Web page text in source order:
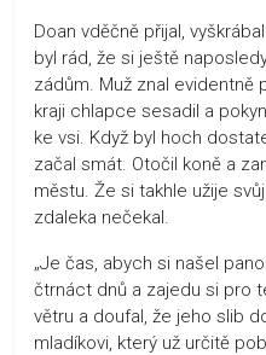
Doan vděčně přijal,
byl rád, že si ještě
zádům. Muž znal evidentně
kraji chlapce sesadil a
ke vsi. Když byl hoch
začal smát. Otočil koně a
městu. Že si takhle užije
zdaleka nečekal.
„Je čas, abych si našel
čtrnáct dnů a zajedu si pro
větru a doufal, že jeho slib
mladíkovi, který už určitě